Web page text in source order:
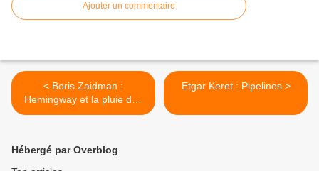
Ajouter un commentaire
< Boris Zaidman :
Hemingway et la pluie des
oiseaux morts
Etgar Keret : Pipelines >
Hébergé par Overblog